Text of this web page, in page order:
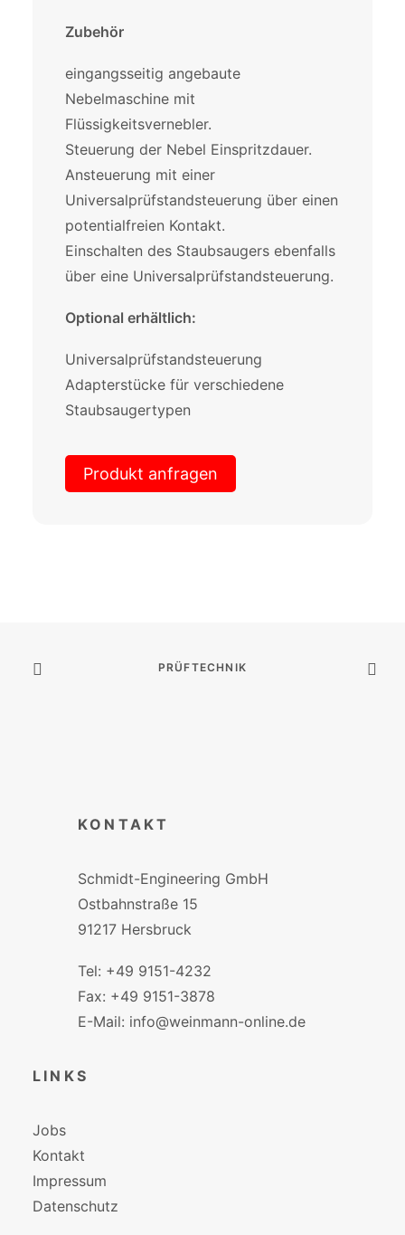
Zubehör
eingangsseitig angebaute
Nebelmaschine mit
Flüssigkeitsvernebler.
Steuerung der Nebel Einspritzdauer.
Ansteuerung mit einer
Universalprüfstandsteuerung über einen
potentialfreien Kontakt.
Einschalten des Staubsaugers ebenfalls
über eine Universalprüfstandsteuerung.
Optional erhältlich:
Universalprüfstandsteuerung
Adapterstücke für verschiedene
Staubsaugertypen
Produkt anfragen
PRÜFTECHNIK
KONTAKT
Schmidt-Engineering GmbH
Ostbahnstraße 15
91217 Hersbruck
Tel: +49 9151-4232
Fax: +49 9151-3878
E-Mail: info@weinmann-online.de
LINKS
Jobs
Kontakt
Impressum
Datenschutz